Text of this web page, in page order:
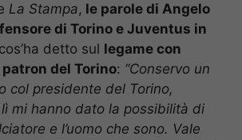
La Stampa, le parole di Angelo
di Torino e Juventus in
detto sul legame con
patron del Torino: “Conservo un
col presidente del Torino,
mi hanno dato la possibilità di
e l’uomo che sono. Vale